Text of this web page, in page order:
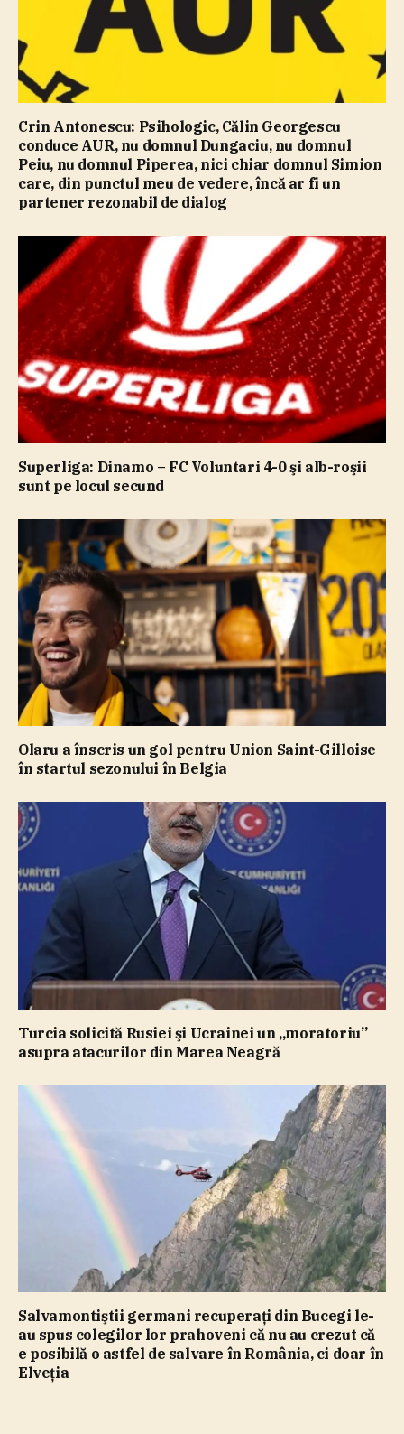
Crin Antonescu: Psihologic, Călin Georgescu
conduce AUR, nu domnul Dungaciu, nu domnul
Peiu, nu domnul Piperea, nici chiar domnul Simion
care, din punctul meu de vedere, încă ar fi un
partener rezonabil de dialog
Superliga: Dinamo – FC Voluntari 4-0 şi alb-roşii
sunt pe locul secund
Olaru a înscris un gol pentru Union Saint-Gilloise
în startul sezonului în Belgia
Turcia solicită Rusiei şi Ucrainei un „moratoriu”
asupra atacurilor din Marea Neagră
Salvamontiştii germani recuperaţi din Bucegi le-
au spus colegilor lor prahoveni că nu au crezut că
e posibilă o astfel de salvare în România, ci doar în
Elveţia